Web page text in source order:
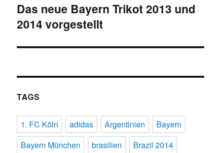
Nächster
Beitrag:
Das neue Bayern Trikot 2013 und
2014 vorgestellt
TAGS
1. FC Köln adidas Argentinien
Bayern
Bayern München
brasilien
Brazil 2014